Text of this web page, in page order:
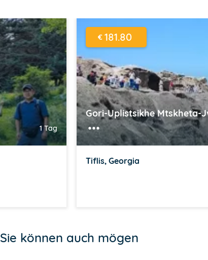
1 Tag
€181.80
Gori-Uplistsikhe Mtskheta-
Tiflis, Georgia
Sie können auch mögen